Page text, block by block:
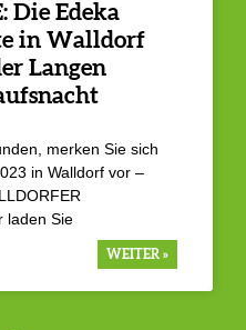
Die Edeka
in Walldorf
Langen
merken Sie sich
in Walldorf vor –
laden Sie
WEITER »